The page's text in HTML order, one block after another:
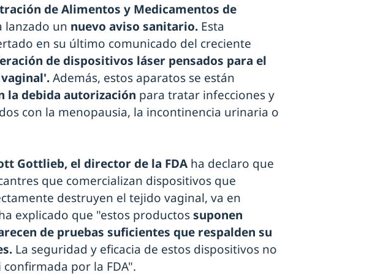
de Alimentos y Medicamentos de
lanzado un nuevo aviso sanitario. Esta
en su último comunicado del creciente
de dispositivos láser pensados para el
Además, estos aparatos se están
la debida autorización para tratar infecciones y
con la menopausia, la incontinencia urinaria o
Gottlieb, el director de la FDA ha declaro que
que comercializan dispositivos que
destruyen el tejido vaginal, va en
explicado que "estos productossuponen
de pruebas suficientes que respalden su
La seguridad y eficacia de estos dispositivos no
por la FDA".